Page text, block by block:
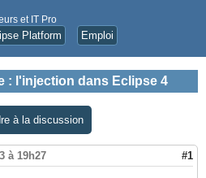
et IT Pro
Platform Emploi
: l'injection dans Eclipse 4
à la discussion
à 19h27 #1